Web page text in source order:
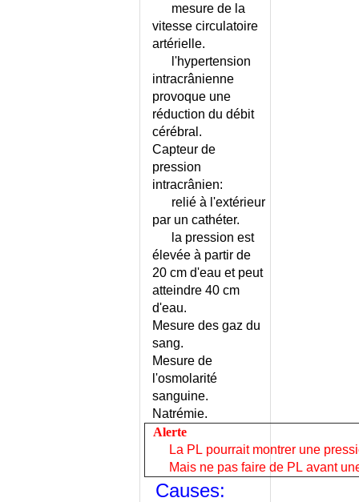
INCONTINENCE SALIVAIRE
INCONTINENCE URINAIRE -
INCONTINENCE URINAIRE
INCONTINENCE URINAIRE
INCONTINENCE URINAIRE OU
INCONTINENTIA PIGMENTI
INDEX DE PRESSION
INDICE DE LEQUESNE
INEGALITE DE LONGUEUR DES
MEMBRES INFERIEURS
INFARCTUS DU REIN
INFECTIEUX - LISTE
INFECTION - IDENTIFICATION
INFECTION A CLOSTRIDIUM
INFECTION A COCCIDIE
INFECTION A HELICOBACTER
INFECTION A HEMOPHILUS
INFECTION A PAPILLOMAVIRUS
mesure de la
vitesse circulatoire
artérielle.
l'hypertension
intracrânienne
provoque une
réduction du débit
cérébral.
Capteur de
pression
intracrânien:
relié à l'extérieur
par un cathéter.
la pression est
élevée à partir de
20 cm d'eau et peut
atteindre 40 cm
d'eau.
Mesure des gaz du
sang.
Mesure de
l'osmolarité
sanguine.
Natrémie.
Alerte
La PL pourrait montrer une
Mais ne pas faire de PL avant
Causes: